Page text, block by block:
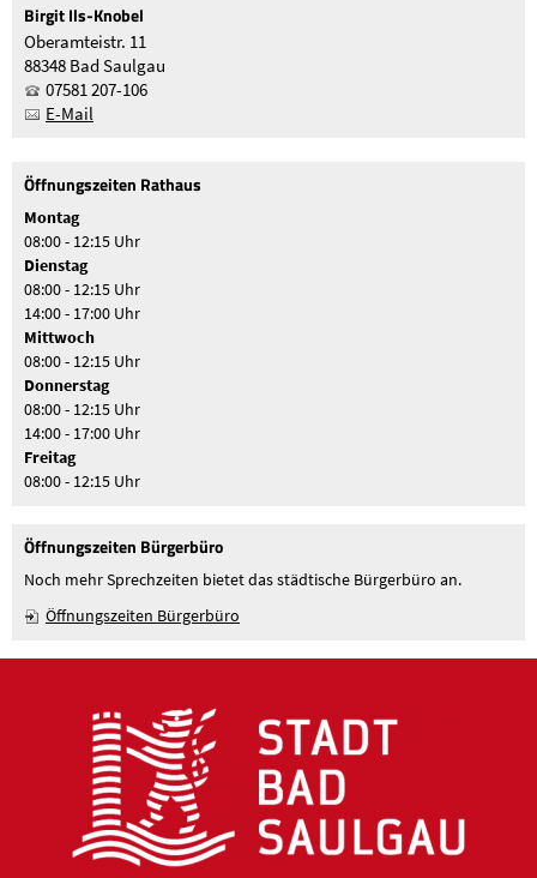
BirgitIls-Knobel
Oberamteistr. 11
88348 Bad Saulgau
07581 207-106
E-Mail
Öffnungszeiten Rathaus
Montag
08:00 - 12:15 Uhr
Dienstag
08:00 - 12:15 Uhr
14:00 - 17:00 Uhr
Mittwoch
08:00 - 12:15 Uhr
Donnerstag
08:00 - 12:15 Uhr
14:00 - 17:00 Uhr
Freitag
08:00 - 12:15 Uhr
Öffnungszeiten Bürgerbüro
Noch mehr Sprechzeiten bietet das städtische Bürgerbüro an.
Öffnungszeiten Bürgerbüro